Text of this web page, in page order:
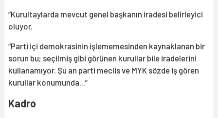
“Kurultaylarda mevcut genel başkanın iradesi belirleyici
oluyor.
“Parti içi demokrasinin işlememesinden kaynaklanan bir
sorun bu; seçilmiş gibi görünen kurullar bile iradelerini
kullanamıyor. Şu an parti meclis ve MYK sözde iş gören
kurullar konumunda...”
Kadro